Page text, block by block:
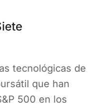
tecnológicas de
que han
500 en los